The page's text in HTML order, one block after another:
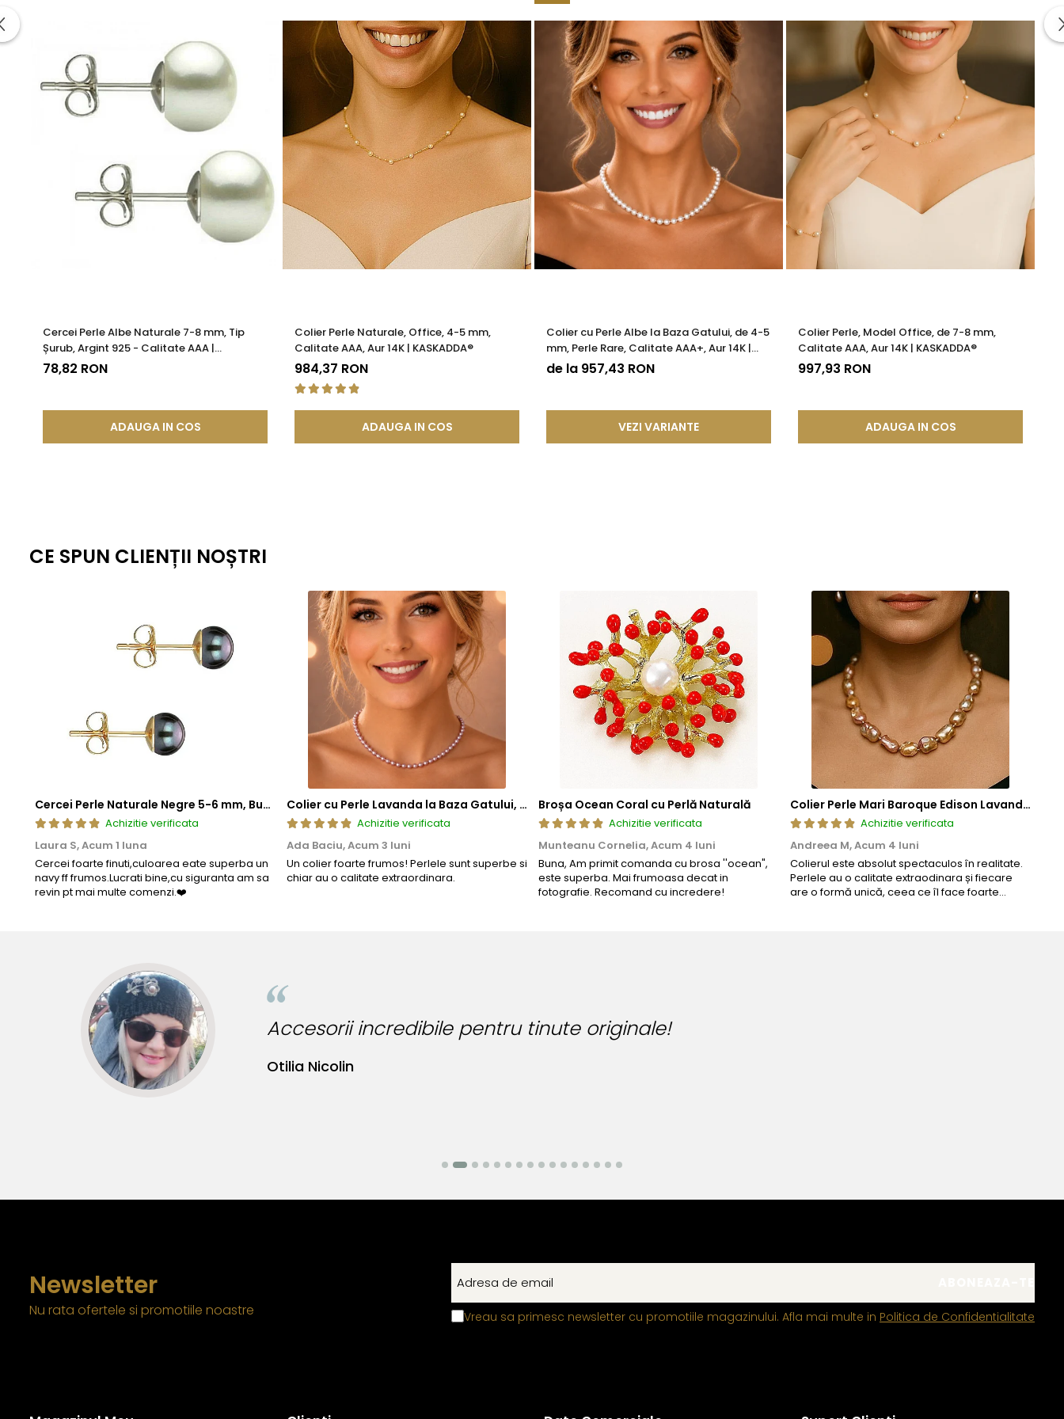
metale prețioase certificate. Fiecare bijuterie cu perle este însoțită de un certificat de garanție și autenticitate care atestă proveniența naturală a perlelor.
Un accesoriu esențial în garderoba oricărei femei – acești cercei cu perle albe și aur alb completează perfect un stil simplu, dar sigur pe sine.
Transformă fiecare apariție într-un moment memorabil. Asortează acești cercei cu un colier cu perle pentru un plus de sofisticare sau adaugă o delicată pentru un look complet.
Cercei Perle Albe Naturale 7-8 mm, Tip
Șurub, Argint 925 - Calitate AAA |
KASKADDA®
78,82 RON
ADAUGA IN COS
Colier Perle Naturale, Office, 4-5 mm,
Calitate AAA, Aur 14K | KASKADDA®
984,37 RON
ADAUGA IN COS
Colier cu Perle Albe la Baza Gatului, de 4-5
mm, Perle Rare, Calitate AAA+, Aur 14K |
KASKADDA®
de la 957,43 RON
VEZI VARIANTE
Colier Perle, Model Office, de 7-8 mm,
Calitate AAA, Aur 14K | KASKADDA®
997,93 RON
ADAUGA IN COS
CE SPUN CLIENȚII NOȘTRI
Cercei Perle Naturale Negre 5-6 mm, Buton AAA, Aur 14K (aur 585), Tip Șurub | KASKADDA®
Achizitie verificata
Laura S,Acum 1 luna
Cercei foarte finuti,culoarea eate superba un
navy ff frumos.Lucrati bine,cu siguranta am sa
revin pt mai multe comenzi.❤️
Colier cu Perle Lavanda la Baza Gatului, de 4-5 mm, Perle Rare, Calitate AAA+, Aur 14K | KASKADDA®
Achizitie verificata
Ada Baciu,Acum 3 luni
Un colier foarte frumos! Perlele sunt superbe si
chiar au o calitate extraordinara.
Broșa Ocean Coral cu Perlă Naturală
Achizitie verificata
Munteanu Cornelia,Acum 4 luni
Buna, Am primit comanda cu brosa ''ocean",
este superba. Mai frumoasa decat in
fotografie. Recomand cu incredere!
Colier Perle Mari Baroque Edison Lavandă, Calitatea AAA, Aur 14K | KASKADDA®
Achizitie verificata
Andreea M,Acum 4 luni
Colierul este absolut spectaculos în realitate.
Perlele au o calitate extraodinara și fiecare
are o formă unică, ceea ce îl face foarte
Otilia Nicolin
Accesorii incredibile pentru tinute originale!
Newsletter
Nu rata ofertele si promotiile noastre Vreau sa primesc newsletter cu promotiile magazinului. Afla mai multe in Politica de Confidentialitate